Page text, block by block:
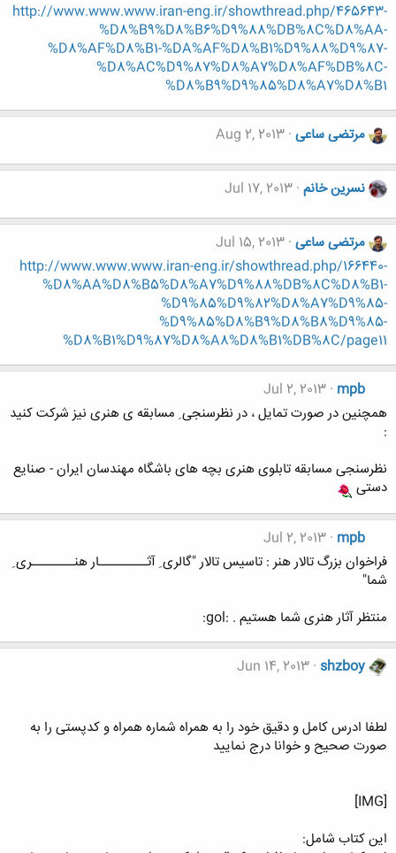
http://www.www.www.iran-eng.ir/showthread.php/465643-
%D8%B9%D8%B6%D9%88%DB%8C%D8%AA-
%D8%AF%D8%B1-%DA%AF%D8%B1%D9%88%D9%87-
%D8%AC%D9%87%D8%A7%D8%AF%DB%8C-
%D8%B9%D9%85%D8%A7%D8%B1
مرتضی ساعی Aug 2, 2013
نسرین خانم Jul 17, 2013
مرتضی ساعی Jul 15, 2013
http://www.www.www.iran-eng.ir/showthread.php/166440-
%D8%AA%D8%B5%D8%A7%D9%88%DB%8C%D8%B1-
%D9%85%D9%82%D8%A7%D9%85-
%D9%85%D8%B9%D8%B8%D9%85-
%D8%B1%D9%87%D8%A8%D8%B1%DB%8C/page11
mpb
Jul 2, 2013
همچنین در صورت تمایل ، در نظرسنجی ِ مسابقه ی هنری نیز شرکت کنید
:
نظرسنجی مسابقه تابلوی هنری بچه های باشگاه مهندسان ایران - صنایع
دستی
mpb
Jul 2, 2013
فراخوان بزرگ تالار هنر : تاسیس تالار "گالری ِ آثـــــــــار هنــــــــری ِ
شما"
منتظر آثار هنری شما هستیم . :gol:
shzboy
Jun 14, 2013
لطفا ادرس کامل و دقیق خود را به همراه شماره همراه و کدپستی را به
صورت صحیح و خوانا درج نمایید
[IMG]
این کتاب شامل: